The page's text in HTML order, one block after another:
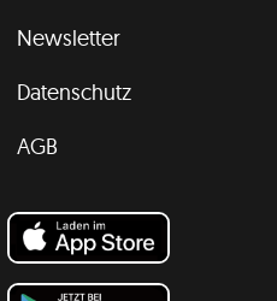
Newsletter
Datenschutz
AGB